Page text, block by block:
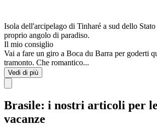
Isola dell'arcipelago di Tinharé a sud dello
proprio angolo di paradiso.
Il mio consiglio
Vai a fare un giro a Boca du Barra per goderti
tramonto. Che romantico...
Vedi di più
Brasile: i nostri articoli per
vacanze